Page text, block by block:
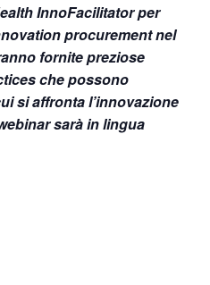
InnoFacilitator per
procurement nel
fornite preziose
che possono
si affronta l’innovazione
sarà in lingua